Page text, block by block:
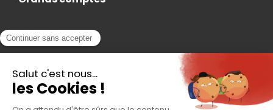
Actualités
Contact